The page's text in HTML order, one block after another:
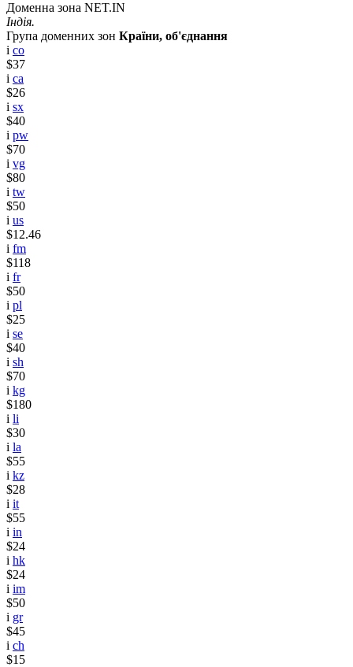
Доменна зона NET.IN
Індія.
Група доменних зон Країни, об'єднання
i co
$37
i ca
$26
i sx
$40
i pw
$70
i vg
$80
i tw
$50
i us
$12.46
i fm
$118
i fr
$50
i pl
$25
i se
$40
i sh
$70
i kg
$180
i li
$30
i la
$55
i kz
$28
i it
$55
i in
$24
i hk
$24
i im
$50
i gr
$45
i ch
$15